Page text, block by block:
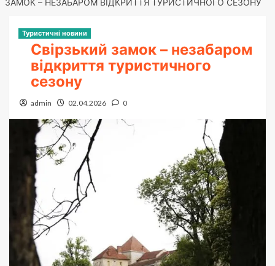
ЗАМОК – НЕЗАБАРОМ ВІДКРИТТЯ ТУРИСТИЧНОГО СЕЗОНУ
Туристичні новини
Свірзький замок – незабаром
відкриття туристичного
сезону
admin 02.04.2026 0